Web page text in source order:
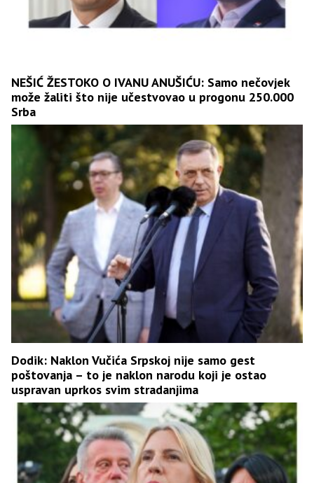
NEŠIĆ ŽESTOKO O IVANU ANUŠIĆU: Samo nečovjek
može žaliti što nije učestvovao u progonu 250.000
Srba
Dodik: Naklon Vučića Srpskoj nije samo gest
poštovanja – to je naklon narodu koji je ostao
uspravan uprkos svim stradanjima